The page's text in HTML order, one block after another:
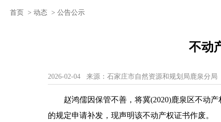
国务要闻 本区文件
首页 > 动态 > 公告公示
不动
2026-02-04 来源：石家庄市自然资源和规划局鹿泉分局
赵鸿儒因保管不善，将冀(2020)鹿泉区不动
的规定申请补发，现声明该不动产权证书作废。